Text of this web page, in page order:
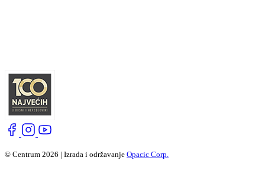
© Centrum 2026 | Izrada i održavanje Opacic Corp.